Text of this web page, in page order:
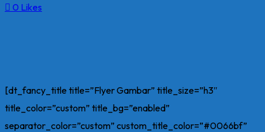
0 Likes
[dt_fancy_title title=”Flyer Gambar” title_size=”h3″
title_color=”custom” title_bg=”enabled”
separator_color=”custom” custom_title_color=”#0066bf”